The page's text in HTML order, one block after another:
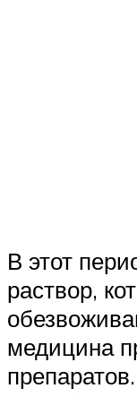
В этот
раствор,
медицина